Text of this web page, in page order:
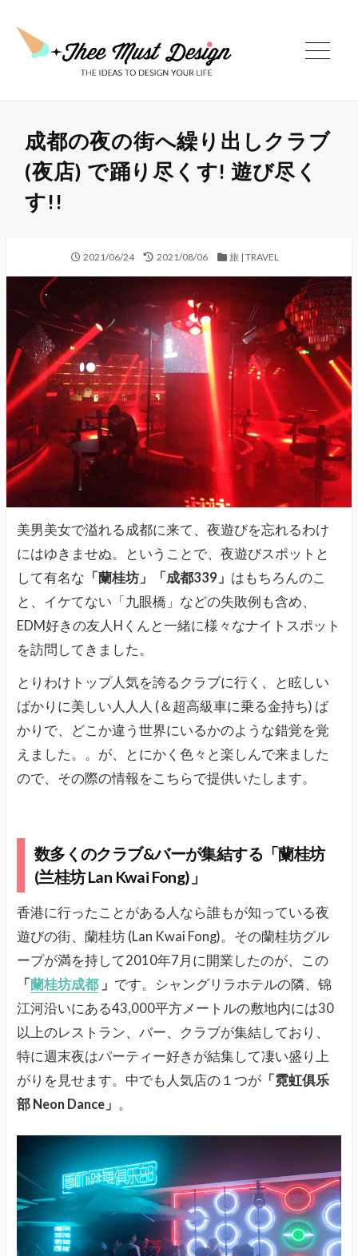
メ
成都の夜の街へ繰り出しクラブ
(夜店) で踊り尽くす! 遊び尽く
す!!
公
日
2021/06/24
最
2021/08/06
カ
リ
旅 | TRAVEL
美男美女で溢れる成都に来て、夜遊びを忘れるわけ
にはゆきませぬ。ということで、夜遊びスポットと
して有名な 「蘭桂坊」「成都339」 はもちろんのこ
と、イケてない「九眼橋」などの失敗例も含め、
EDM好きの友人Hくんと一緒に様々なナイトスポット
を訪問してきました。
とりわけトップ人気を誇るクラブに行く、と眩しい
ばかりに美しい人人人 (＆超高級車に乗る金持ち) ば
かりで、どこか違う世界にいるかのような錯覚を覚
えました。。が、とにかく色々と楽しんで来ました
ので、その際の情報をこちらで提供いたします。
数多くのクラブ&バーが集結する「蘭桂坊
(兰桂坊 Lan Kwai Fong)」
香港に行ったことがある人なら誰もが知っている夜
遊びの街、蘭桂坊 (Lan Kwai Fong)。その蘭桂坊グル
ープが満を持して2010年7月に開業したのが、この
「 蘭桂坊成都 」 です。シャングリラホテルの隣、锦
江河沿いにある43,000平方メートルの敷地内には30
以上のレストラン、バー、クラブが集結しており、
特に週末夜はパーティー好きが結集して凄い盛り上
がりを見せます。中でも人気店の１つが 「霓虹俱乐
部 Neon Dance」 。